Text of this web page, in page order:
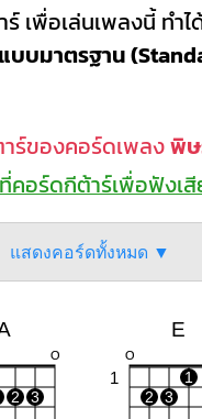
เพื่อเล่นเพลงนี้ ทำไ
บบมาตรฐาน
ร์ของคอร์ดเพลงพิ
คอร์ดกีต้าร์เพื่อฟังเ
แสดงคอร์ดทั้งหมด ▼
O
2 3
E
O
1
1
2
3